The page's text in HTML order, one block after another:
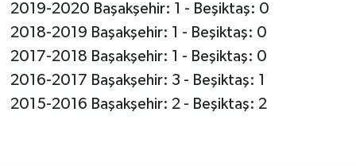
2019-2020 Başakşehir: 1 - Beşiktaş: 0
2018-2019 Başakşehir: 1 - Beşiktaş: 0
2017-2018 Başakşehir: 1 - Beşiktaş: 0
2016-2017 Başakşehir: 3 - Beşiktaş: 1
2015-2016 Başakşehir: 2 - Beşiktaş: 2